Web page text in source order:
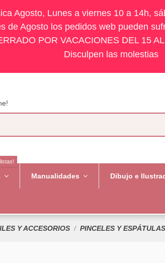
Agosto, Lunes a viernes 10 a 14h,
de Agosto los pedidos web pueden
POR VACACIONES DEL 15
Disculpen las molestias
Manualidades Dibujo e
Y ACCESORIOS PINCELES Y ESPÁTULAS